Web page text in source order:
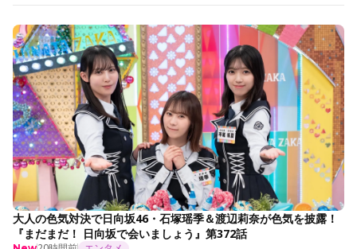
大人の色気対決で日向坂46・石塚瑶季＆渡辺莉奈が色気を披露！
『まだまだ！ 日向坂で会いましょう』第372話